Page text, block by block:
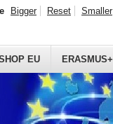
EU ERASMUS+
Bigger Reset Smaller